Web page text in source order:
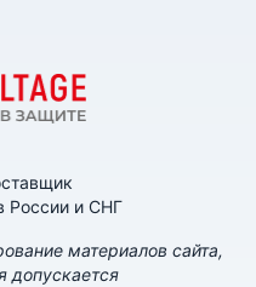
России и СНГ
материалов сайта,
допускается